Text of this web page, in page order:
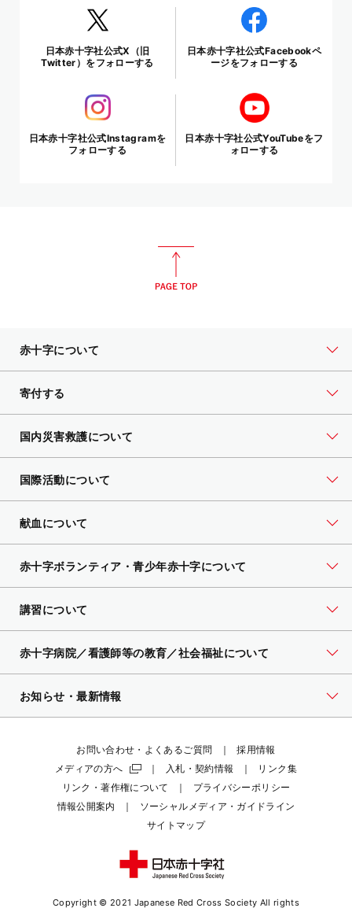
日本赤十字社公式X（旧
Twitter）をフォローする
日本赤十字社公式Facebookペ
ージをフォローする
日本赤十字社公式Instagramを
フォローする
日本赤十字社公式YouTubeをフ
ォローする
赤十字について
寄付する
国内災害救護について
国際活動について
献血について
赤十字ボランティア・青少年赤十字について
講習について
赤十字病院／看護師等の教育／社会福祉について
お知らせ・最新情報
お問い合わせ・よくあるご質問
採用情報
メディアの方へ
入札・契約情報
リンク集
リンク・著作権について
プライバシーポリシー
情報公開案内
ソーシャルメディア・ガイドライン
サイトマップ
Copyright © 2021 Japanese Red Cross Society All rights